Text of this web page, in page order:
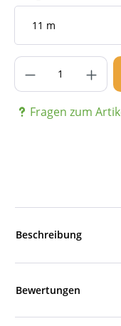
Produkt
Fragen zum
Beschreibung
Bewertungen